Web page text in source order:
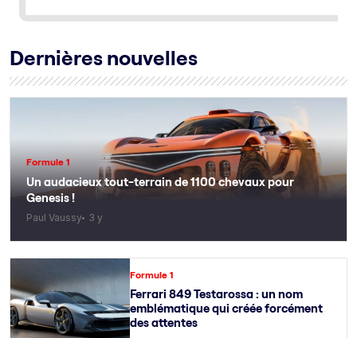
Dernières nouvelles
Formule 1
Un audacieux tout-terrain de 1100 chevaux pour
Genesis !
Paul Vaussy 3 y
Formule 1
Ferrari 849 Testarossa : un nom
emblématique qui créée forcément
des attentes